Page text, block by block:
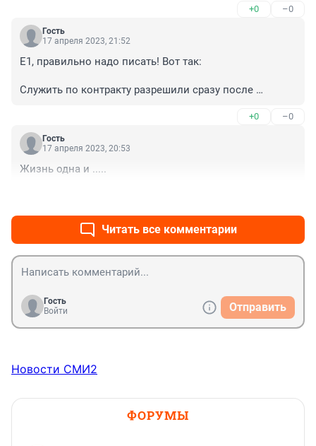
+0 –0
Гость
17 апреля 2023, 21:52
Е1, правильно надо писать! Вот так:
Служить по контракту разрешили сразу после
+0 –0
Гость
17 апреля 2023, 20:53
Жизнь одна и .....
Читать все комментарии
Гость
Войти
Отправить
Новости СМИ2
ФОРУМЫ